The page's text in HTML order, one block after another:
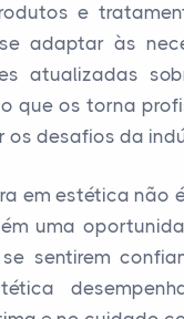
e
adaptar às
atualizadas
que os torna
os desafios da
em estética não
uma
sentirem